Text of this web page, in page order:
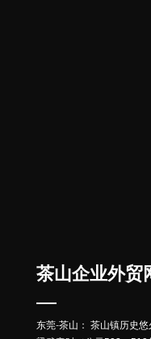
茶山企业外贸
东莞-茶山： 茶山镇历史悠